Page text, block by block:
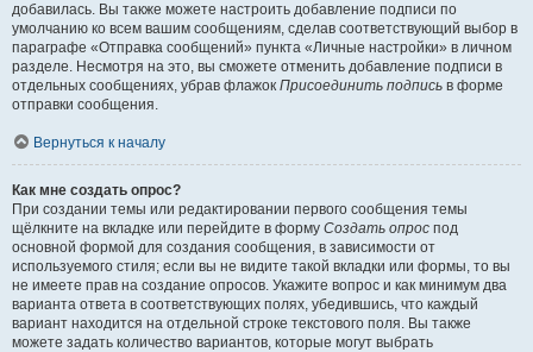
добавилась. Вы также можете настроить добавление подписи по
умолчанию ко всем вашим сообщениям, сделав соответствующий выбор в
параграфе «Отправка сообщений» пункта «Личные настройки» в личном
разделе. Несмотря на это, вы сможете отменить добавление подписи в
отдельных сообщениях, убрав флажок Присоединить подпись в форме
отправки сообщения.
Вернуться к началу
Как мне создать опрос?
При создании темы или редактировании первого сообщения темы
щёлкните на вкладке или перейдите в форму Создать опрос под
основной формой для создания сообщения, в зависимости от
используемого стиля; если вы не видите такой вкладки или формы, то вы
не имеете прав на создание опросов. Укажите вопрос и как минимум два
варианта ответа в соответствующих полях, убедившись, что каждый
вариант находится на отдельной строке текстового поля. Вы также
можете задать количество вариантов, которые могут выбрать